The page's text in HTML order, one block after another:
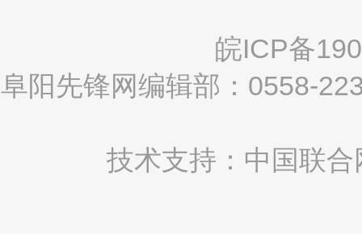
皖ICP备
阜阳先锋网编辑部：0558-
技术支持：中国联